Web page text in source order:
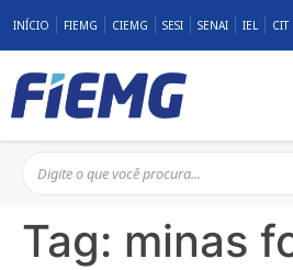
INÍCIO FIEMG CIEMG SESI SENAI IEL CIT
Tag: minas